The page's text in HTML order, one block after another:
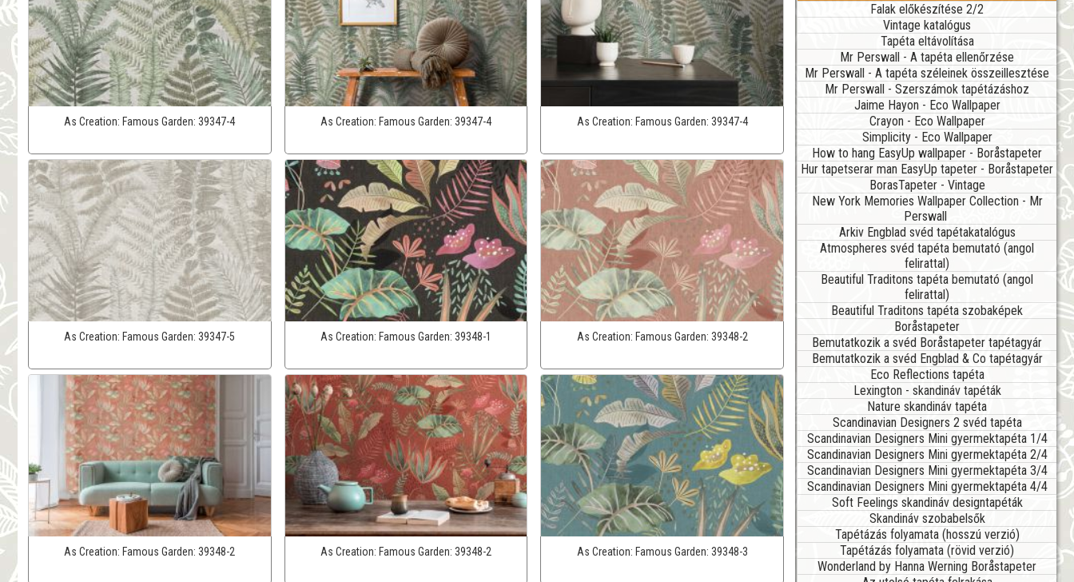
As Creation: Famous Garden:39347-4 As Creation: Famous Garden: 39347-4 As Creation: Famous Garden: 39347-4
As Creation: Famous Garden:39347-5 As Creation: Famous Garden: 39348-1 As Creation: Famous Garden: 39348-2
As Creation: Famous Garden:39348-2 As Creation: Famous Garden: 39348-2 As Creation: Famous Garden: 39348-3
Falak előkészítése 2/2
Vintage katalógus
Tapéta eltávolítása
Mr Perswall - A tapéta ellenőrzése
Mr Perswall - A tapéta széleinek összeillesztése
Mr Perswall - Szerszámok tapétázáshoz
Jaime Hayon - Eco Wallpaper
Crayon - Eco Wallpaper
Simplicity - Eco Wallpaper
How to hang EasyUp wallpaper - Boråstapeter
Hur tapetserar man EasyUp tapeter - Boråstapeter
BorasTapeter - Vintage
New York Memories Wallpaper Collection - Mr
Perswall
Arkiv Engblad svéd tapétakatalógus
Atmospheres svéd tapéta bemutató (angol
felirattal)
Beautiful Traditons tapéta bemutató (angol
felirattal)
Beautiful Traditons tapéta szobaképek
Boråstapeter
Bemutatkozik a svéd Boråstapeter tapétagyár
Bemutatkozik a svéd Engblad & Co tapétagyár
Eco Reflections tapéta
Lexington - skandináv tapéták
Nature skandináv tapéta
Scandinavian Designers 2 svéd tapéta
Scandinavian Designers Mini gyermektapéta 1/4
Scandinavian Designers Mini gyermektapéta 2/4
Scandinavian Designers Mini gyermektapéta 3/4
Scandinavian Designers Mini gyermektapéta 4/4
Soft Feelings skandináv designtapéták
Skandináv szobabelsők
Tapétázás folyamata (hosszú verzió)
Tapétázás folyamata (rövid verzió)
Wonderland by Hanna Werning Boråstapeter